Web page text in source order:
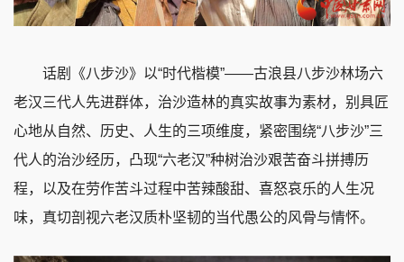
话剧《八步沙》以“时代楷模”——古浪县八步沙林场六
老汉三代人先进群体，治沙造林的真实故事为素材，别具匠
心地从自然、历史、人生的三项维度，紧密围绕“八步沙”三
代人的治沙经历，凸现“六老汉”种树治沙艰苦奋斗拼搏历
程，以及在劳作苦斗过程中苦辣酸甜、喜怒哀乐的人生况
味，真切剖视六老汉质朴坚韧的当代愚公的风骨与情怀。